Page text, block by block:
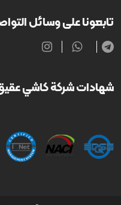
تابعونا على وسائل
شهادات شركة كاشي عقيق